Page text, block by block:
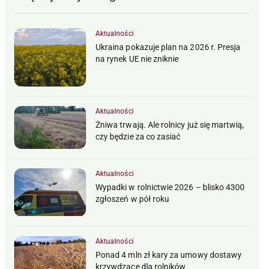
Aktualności
Ukraina pokazuje plan na 2026 r. Presja
na rynek UE nie zniknie
Aktualności
Żniwa trwają. Ale rolnicy już się martwią,
czy będzie za co zasiać
Aktualności
Wypadki w rolnictwie 2026 – blisko 4300
zgłoszeń w pół roku
Aktualności
Ponad 4 mln zł kary za umowy dostawy
krzywdzące dla rolników